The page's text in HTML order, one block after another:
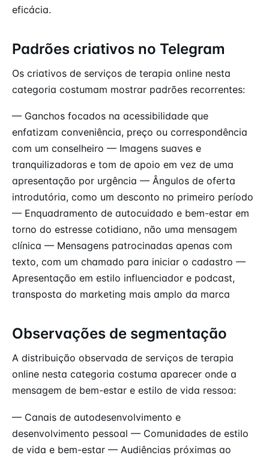
eficácia.
Padrões criativos no Telegram
Os criativos de serviços de terapia online nesta
categoria costumam mostrar padrões recorrentes:
— Ganchos focados na acessibilidade que
enfatizam conveniência, preço ou correspondência
com um conselheiro — Imagens suaves e
tranquilizadoras e tom de apoio em vez de uma
apresentação por urgência — Ângulos de oferta
introdutória, como um desconto no primeiro período
— Enquadramento de autocuidado e bem-estar em
torno do estresse cotidiano, não uma mensagem
clínica — Mensagens patrocinadas apenas com
texto, com um chamado para iniciar o cadastro —
Apresentação em estilo influenciador e podcast,
transposta do marketing mais amplo da marca
Observações de segmentação
A distribuição observada de serviços de terapia
online nesta categoria costuma aparecer onde a
mensagem de bem-estar e estilo de vida ressoa:
— Canais de autodesenvolvimento e
desenvolvimento pessoal — Comunidades de estilo
de vida e bem-estar — Audiências próximas ao